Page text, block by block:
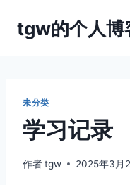
tgw的个人博
未分类
学习记录
作者tgw 2025年3月